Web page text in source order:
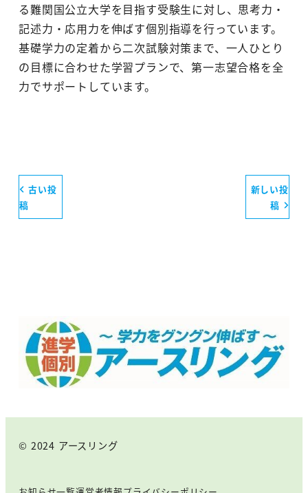
る難関国公立大学を目指す受験生に対し、思考力・
記述力・応用力を伸ばす個別指導を行っています。
基礎学力の定着から二次試験対策まで、一人ひとり
の目標に合わせた学習プランで、第一志望合格を全
力でサポートしています。
古い投
稿
新しい投
稿
© 2024 アースリング